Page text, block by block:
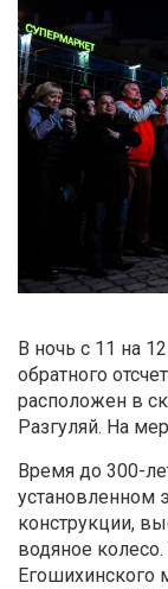
В ночь с 11 на
обратного
расположен в
Разгуляй. На
Время до 300-
установленном
конструкции,
водяное
Егошихинского